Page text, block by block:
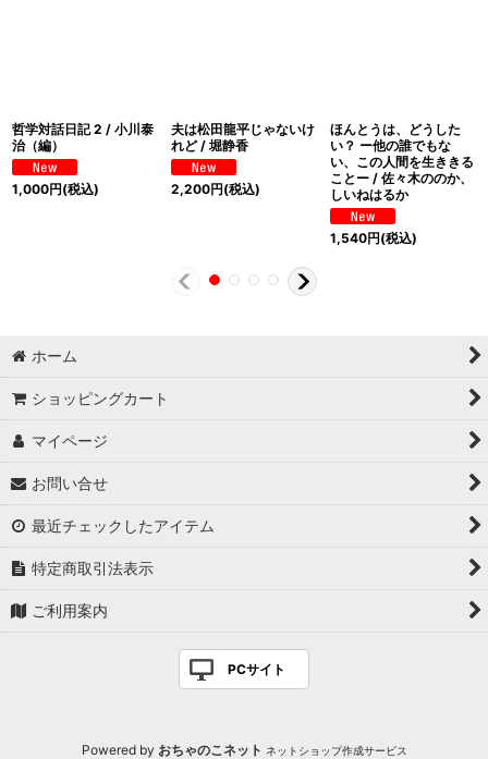
哲学対話日記 2 / 小川泰
治（編）
1,000円(税込)
夫は松田龍平じゃないけ
れど / 堀静香
2,200円(税込)
ほんとうは、どうした
い？ ー他の誰でもな
い、この人間を生ききる
ことー / 佐々木ののか、
しいねはるか
1,540円(税込)
ホーム
ショッピングカート
マイページ
お問い合せ
最近チェックしたアイテム
特定商取引法表示
ご利用案内
PCサイト
Powered by おちゃのこネット ネットショップ作成サービス